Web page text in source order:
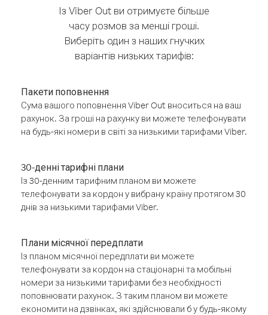
Із Viber Out ви отримуєте більше
часу розмов за менші гроші.
Виберіть один з наших гнучких
варіантів низьких тарифів:
Пакети поповнення
Сума вашого поповнення Viber Out вноситься на ваш
рахунок. За гроші на рахунку ви можете телефонувати
на будь-які номери в світі за низькими тарифами Viber.
30-денні тарифні плани
Із 30-денним тарифним планом ви можете
телефонувати за кордон у вибрану країну протягом 30
днів за низькими тарифами Viber.
Плани місячної передплати
Із планом місячної передплати ви можете
телефонувати за кордон на стаціонарні та мобільні
номери за низькими тарифами без необхідності
поповнювати рахунок. З таким планом ви можете
економити на дзвінках, які здійснювали б у будь-якому